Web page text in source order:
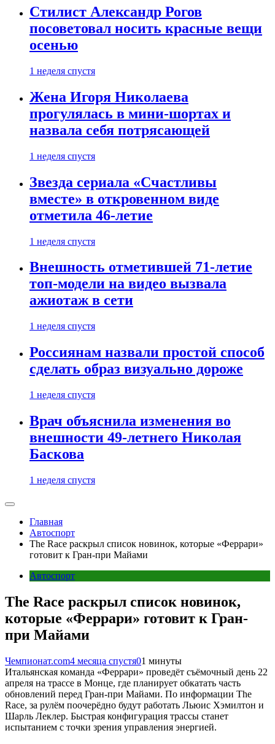
Стилист Александр Рогов
посоветовал носить красные вещи
осенью
1 неделя спустя
Жена Игоря Николаева
прогулялась в мини-шортах и
назвала себя потрясающей
1 неделя спустя
Звезда сериала «Счастливы
вместе» в откровенном виде
отметила 46-летие
1 неделя спустя
Внешность отметившей 71-летие
топ-модели на видео вызвала
ажиотаж в сети
1 неделя спустя
Россиянам назвали простой способ
сделать образ визуально дороже
1 неделя спустя
Врач объяснила изменения во
внешности 49-летнего Николая
Баскова
1 неделя спустя
Главная
Автоспорт
The Race раскрыл список новинок, которые «Феррари»
готовит к Гран-при Майами
Автоспорт
The Race раскрыл список новинок,
которые «Феррари» готовит к Гран-
при Майами
Чемпионат.com4 месяца спустя01 минуты
Итальянская команда «Феррари» проведёт съёмочный день 22
апреля на трассе в Монце, где планирует обкатать часть
обновлений перед Гран-при Майами. По информации The
Race, за рулём поочерёдно будут работать Льюис Хэмилтон и
Шарль Леклер. Быстрая конфигурация трассы станет
испытанием с точки зрения управления энергией.